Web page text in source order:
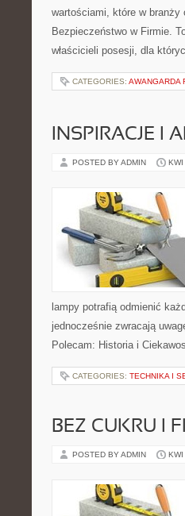
wartościami, które w branży
Bezpieczeństwo w Firmie.
właścicieli posesji, dla
CATEGORIES: AWANGARDA
INSPIRACJE I
POSTED BY ADMIN
lampy potrafią odmienić
jednocześnie zwracają
Polecam: Historia i
CATEGORIES: TECHNIKA I
BEZ CUKRU I
POSTED BY ADMIN